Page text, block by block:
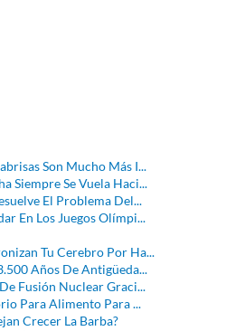
Son Mucho Más I...
Siempre Se Vuela Haci...
El Problema Del...
En Los Juegos Olímpi...
Tu Cerebro Por Ha...
Años De Antigüeda...
Fusión Nuclear Graci...
Para Alimento Para ...
Crecer La Barba?